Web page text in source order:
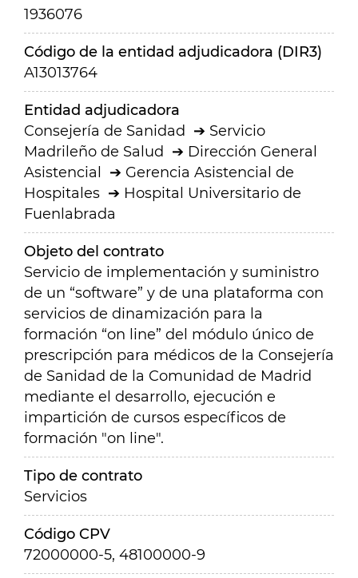
1936076
Código de la entidad adjudicadora (DIR3)
A13013764
Entidad adjudicadora
Consejería de Sanidad
Servicio
Madrileño de Salud
Dirección General
Asistencial
Gerencia Asistencial de
Hospitales
Hospital Universitario de
Fuenlabrada
Objeto del contrato
Servicio de implementación y suministro
de un “software” y de una plataforma con
servicios de dinamización para la
formación “on line” del módulo único de
prescripción para médicos de la Consejería
de Sanidad de la Comunidad de Madrid
mediante el desarrollo, ejecución e
impartición de cursos específicos de
formación "on line".
Tipo de contrato
Servicios
Código CPV
72000000-5, 48100000-9